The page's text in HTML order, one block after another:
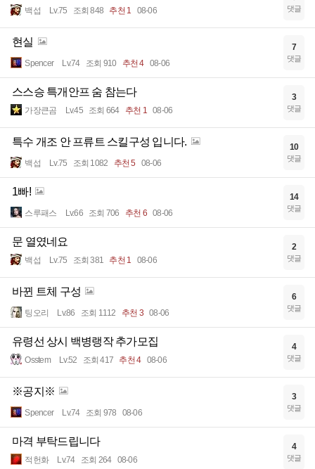
백섭 Lv.75 조회 848 추천 1 08-06 댓글
현실
Spencer Lv.74 조회 910 추천 4 08-06
7
댓글
스스승 특개안프 숨 참는다
가장큰곰 Lv.45 조회 664 추천 1 08-06
3
댓글
특수 개조 안 프류트 스킬구성 입니다.
백섭 Lv.75 조회 1082 추천 5 08-06
10
댓글
1빠!
스루패스 Lv.66 조회 706 추천 6 08-06
14
댓글
문 열였네요
백섭 Lv.75 조회 381 추천 1 08-06
2
댓글
바뀐 트체 구성
팅오리 Lv.86 조회 1112 추천 3 08-06
6
댓글
유령선 상시 백병랭작 추가모집
Osstem Lv.52 조회 417 추천 4 08-06
4
댓글
※공지※
Spencer Lv.74 조회 978 08-06
3
댓글
마격 부탁드립니다
적헌화 Lv.74 조회 264 08-06
4
댓글